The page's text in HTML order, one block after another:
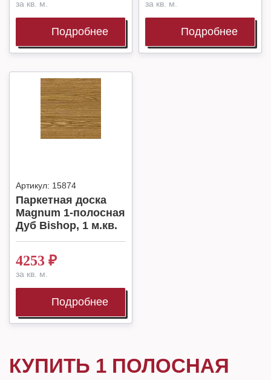
за кв. м.
Подробнее
за кв. м.
Подробнее
Артикул: 15874
Паркетная доска
Magnum 1-полосная
Дуб Bishop, 1 м.кв.
4253 ₽
за кв. м.
Подробнее
КУПИТЬ 1 ПОЛОСНАЯ